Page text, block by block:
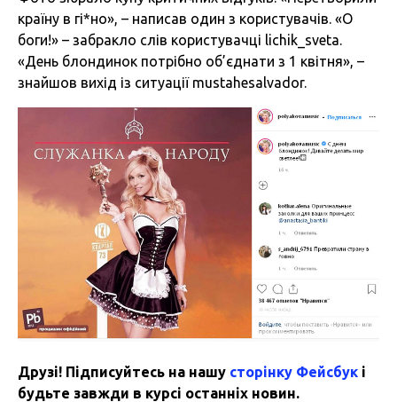
країну в гі*но», – написав один з користувачів. «О
боги!» – забракло слів користувачці lichik_sveta.
«День блондинок потрібно об’єднати з 1 квітня», –
знайшов вихід із ситуації mustahesalvador.
Друзі! Підписуйтесь на нашу сторінку Фейсбук і
будьте завжди в курсі останніх новин.